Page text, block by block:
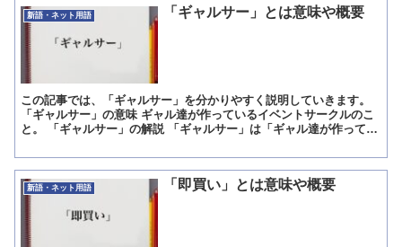
新語・ネット用語 「ギャルサー」とは意味や概要
この記事では、「ギャルサー」を分かりやすく説明していきます。
「ギャルサー」の意味 ギャル達が作っているイベントサークルのこ
と。 「ギャルサー」の解説 「ギャルサー」は「ギャル達が作ってい
新語・ネット用語 「即買い」とは意味や概要